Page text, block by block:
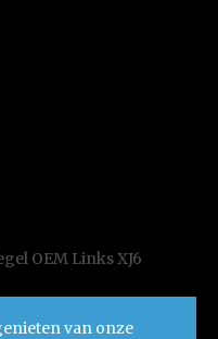
OEM Links XJ6
van onze